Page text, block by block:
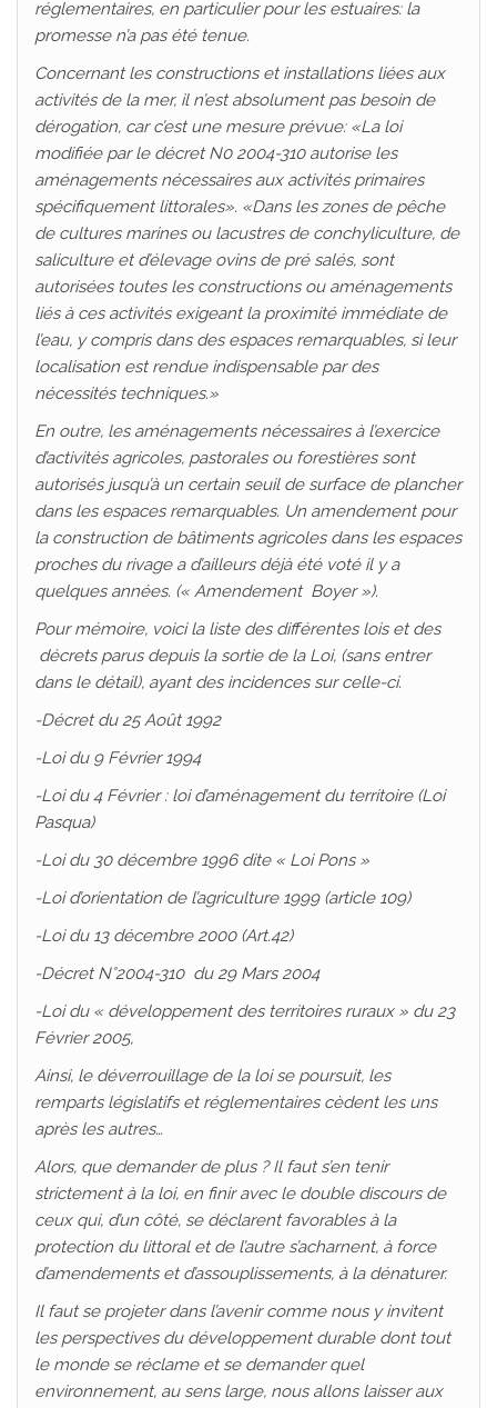
réglementaires, en particulier pour les estuaires: la
promesse n’a pas été tenue.
Concernant les constructions et installations liées aux
activités de la mer, il n’est absolument pas besoin de
dérogation, car c’est une mesure prévue: «La loi
modifiée par le décret N0 2004-310 autorise les
aménagements nécessaires aux activités primaires
spécifiquement littorales». «Dans les zones de pêche
de cultures marines ou lacustres de conchyliculture, de
saliculture et d’élevage ovins de pré salés, sont
autorisées toutes les constructions ou aménagements
liés à ces activités exigeant la proximité immédiate de
l’eau, y compris dans des espaces remarquables, si leur
localisation est rendue indispensable par des
nécessités techniques.»
En outre, les aménagements nécessaires à l’exercice
d’activités agricoles, pastorales ou forestières sont
autorisés jusqu’à un certain seuil de surface de plancher
dans les espaces remarquables. Un amendement pour
la construction de bâtiments agricoles dans les espaces
proches du rivage a d’ailleurs déjà été voté il y a
quelques années. (« Amendement Boyer »).
Pour mémoire, voici la liste des différentes lois et des
décrets parus depuis la sortie de la Loi, (sans entrer
dans le détail), ayant des incidences sur celle-ci.
-Décret du 25 Août 1992
-Loi du 9 Février 1994
-Loi du 4 Février : loi d’aménagement du territoire (Loi
Pasqua)
-Loi du 30 décembre 1996 dite « Loi Pons »
-Loi d’orientation de l’agriculture 1999 (article 109)
-Loi du 13 décembre 2000 (Art.42)
-Décret N°2004-310 du 29 Mars 2004
-Loi du « développement des territoires ruraux » du 23
Février 2005,
Ainsi, le déverrouillage de la loi se poursuit, les
remparts législatifs et réglementaires cèdent les uns
après les autres…
Alors, que demander de plus ? Il faut s’en tenir
strictement à la loi, en finir avec le double discours de
ceux qui, d’un côté, se déclarent favorables à la
protection du littoral et de l’autre s’acharnent, à force
d’amendements et d’assouplissements, à la dénaturer.
Il faut se projeter dans l’avenir comme nous y invitent
les perspectives du développement durable dont tout
le monde se réclame et se demander quel
environnement, au sens large, nous allons laisser aux